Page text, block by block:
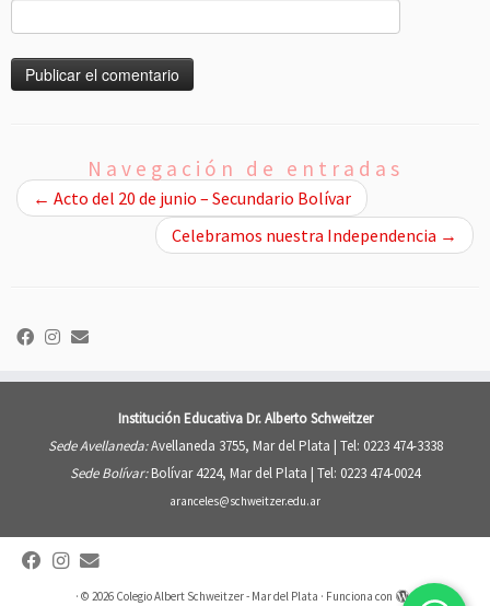
Navegación de entradas
← Acto del 20 de junio – Secundario Bolívar
Celebramos nuestra Independencia →
Institución Educativa Dr. Alberto Schweitzer
Sede Avellaneda:Avellaneda 3755, Mar del Plata | Tel: 0223 474-3338
Sede Bolívar:Bolívar 4224, Mar del Plata | Tel: 0223 474-0024
aranceles@schweitzer.edu.ar
· © 2026 Colegio Albert Schweitzer - Mar del Plata · Funciona con ·